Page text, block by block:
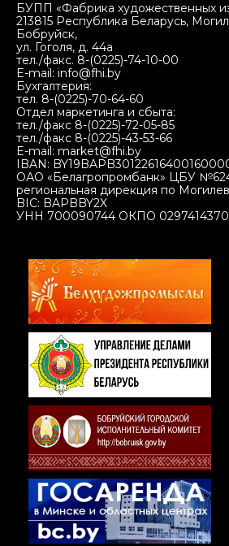
БУПП «Фабрика художественных
213815 Республика Беларусь,
Бобруйск,
ул. Гоголя, д. 44а
тел./факс. 8-(0225)-74-10-00
E-mail: info@fhi.by
Бухгалтерия:
тел. 8-(0225)-70-64-60
Отдел маркетинга и сбыта:
тел./факс 8-(0225)-72-05-85
тел./факс 8-(0225)-43-53-66
E-mail: market@fhi.by
IBAN:
ОАО «Белагропромбанк» ЦБУ
региональная дирекция по
BIC: BAPBBY2X
УНН 700090744 ОКПО